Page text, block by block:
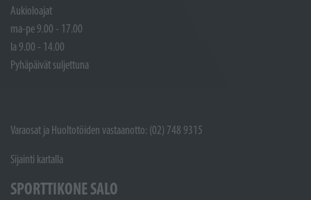
Aukioloajat
ma-pe 9.00 - 17.00
la 9.00 - 14.00
Pyhäpäivät suljettuna
Varaosat ja Huoltotöiden vastaanotto: (02) 748 9315
Sijainti kartalla
SPORTTIKONE SALO